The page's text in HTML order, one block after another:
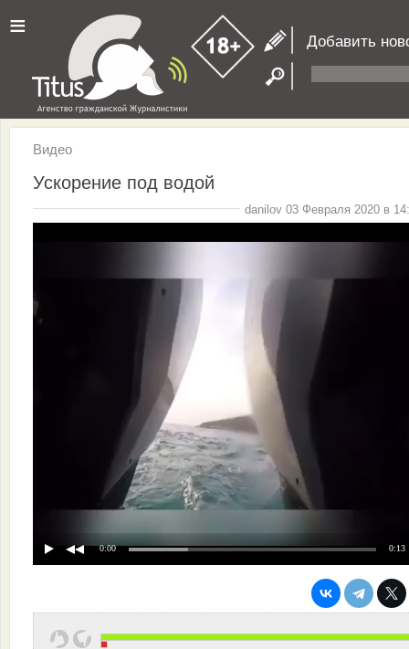
≡ Добавить
Видео
Ускорение под водой
danilov 03 Февраля 2020 в
0:00 0:13